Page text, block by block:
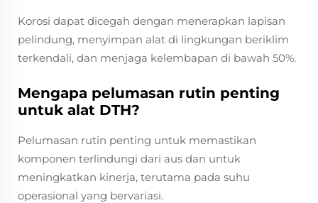
Korosi dapat dicegah dengan menerapkan lapisan
pelindung, menyimpan alat di lingkungan beriklim
terkendali, dan menjaga kelembapan di bawah 50%.
Mengapa pelumasan rutin penting
untuk alat DTH?
Pelumasan rutin penting untuk memastikan
komponen terlindungi dari aus dan untuk
meningkatkan kinerja, terutama pada suhu
operasional yang bervariasi.